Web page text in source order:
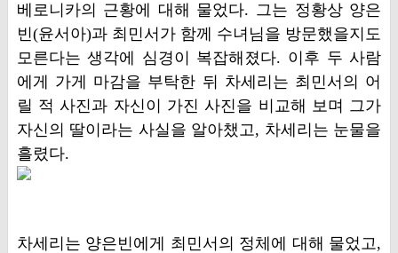
베로니카의 근황에 대해 물었다. 그는 정황상 양은
빈(윤서아)과 최민서가 함께 수녀님을 방문했을지도
모른다는 생각에 심경이 복잡해졌다. 이후 두 사람
에게 가게 마감을 부탁한 뒤 차세리는 최민서의 어
릴 적 사진과 자신이 가진 사진을 비교해 보며 그가
자신의 딸이라는 사실을 알아챘고, 차세리는 눈물을
흘렸다.
차세리는 양은빈에게 최민서의 정체에 대해 물었고,